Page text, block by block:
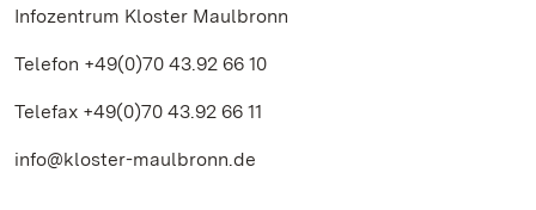
Infozentrum Kloster Maulbronn
Telefon +49(0)70 43.92 66 10
Telefax +49(0)70 43.92 66 11
info@kloster-maulbronn.de